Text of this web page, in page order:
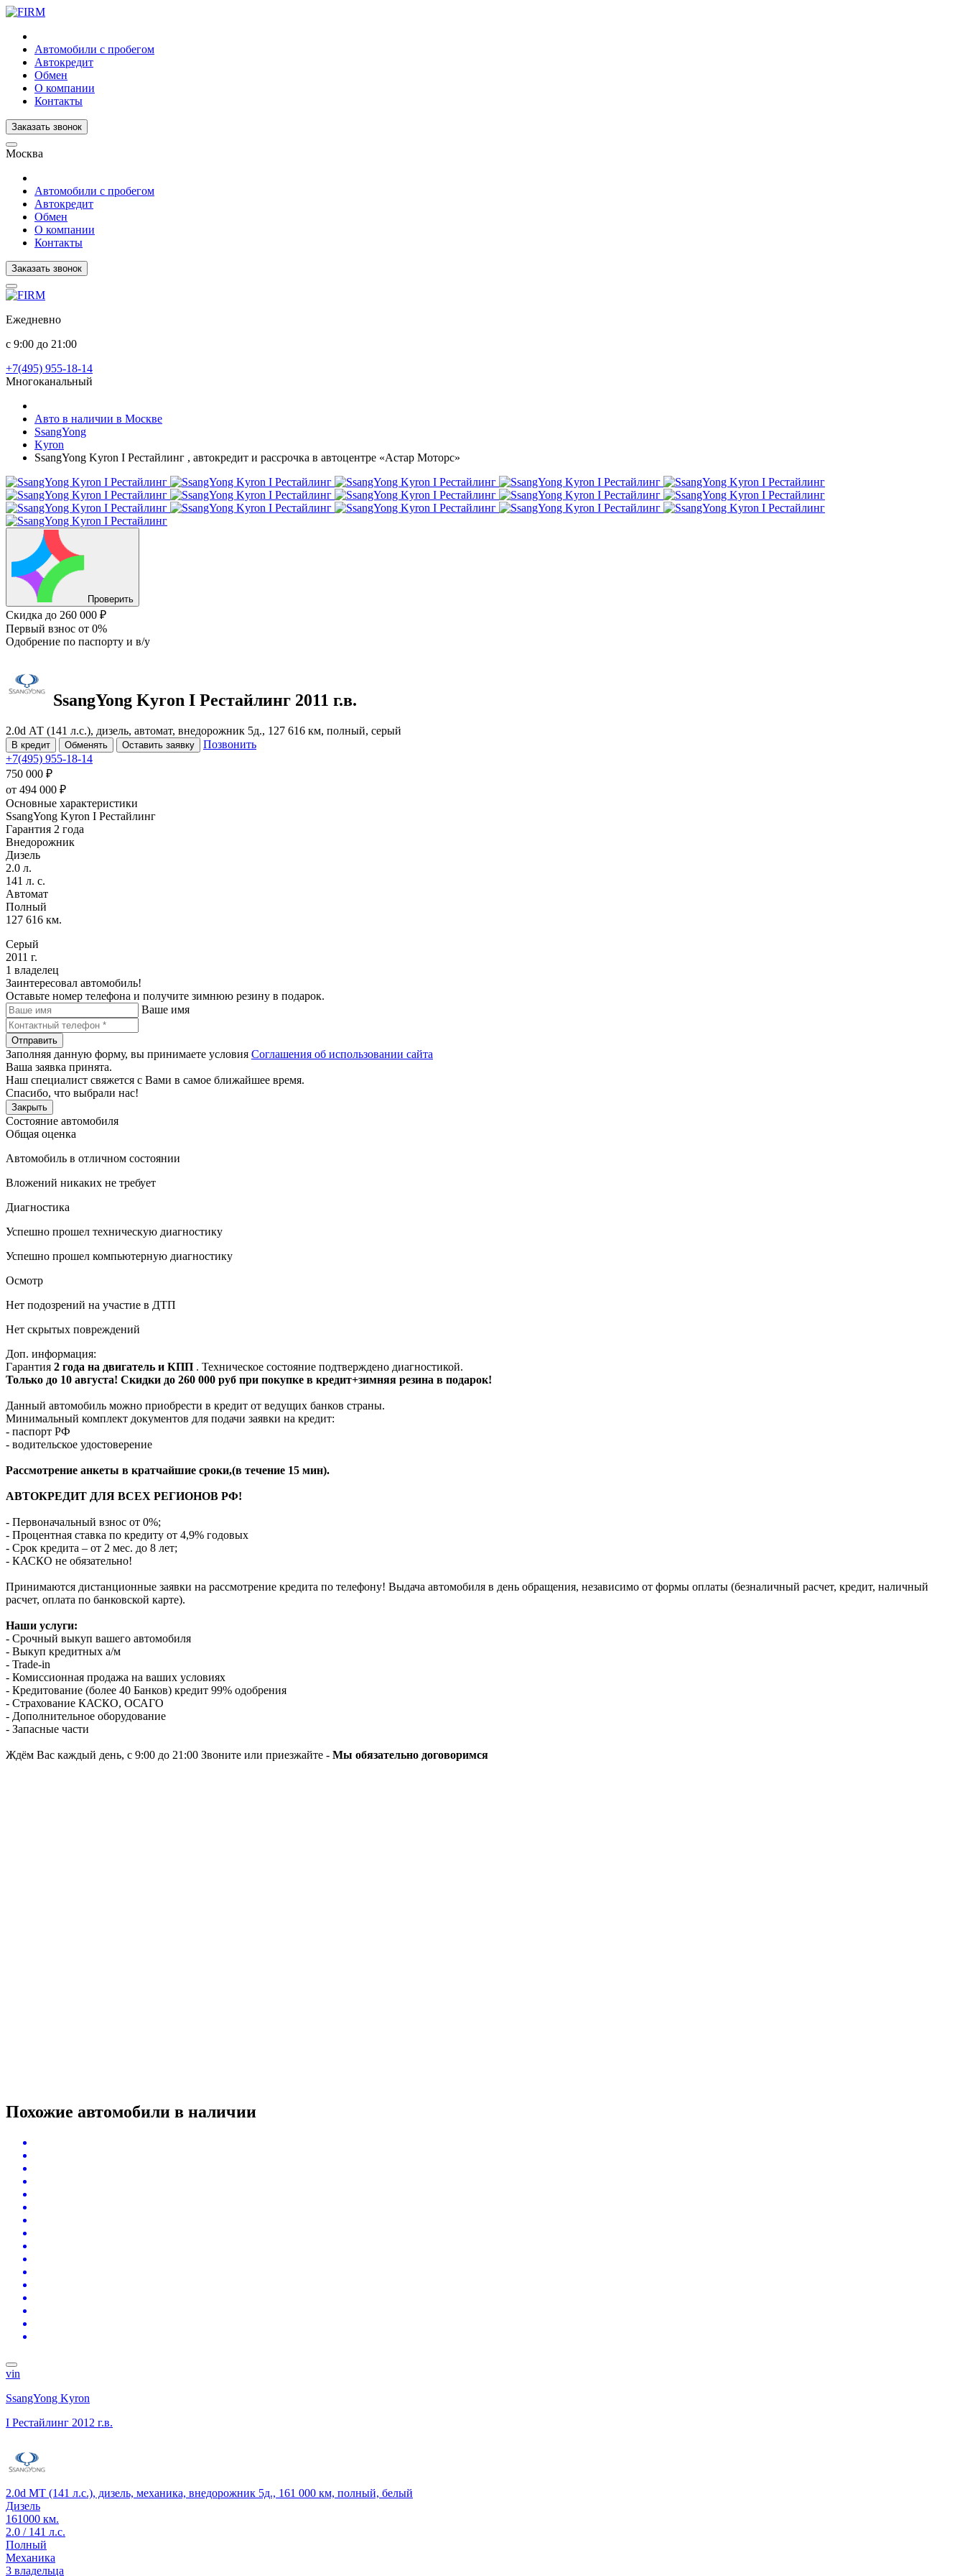
Автомобили с пробегом
Автокредит
Обмен
О компании
Контакты
Заказать звонок
Москва
Автомобили с пробегом
Автокредит
Обмен
О компании
Контакты
Заказать звонок
Ежедневно
с 9:00 до 21:00
+7(495) 955-18-14
Многоканальный
Авто в наличии в Москве
SsangYong
Kyron
SsangYong Kyron I Рестайлинг , автокредит и рассрочка в автоцентре «Астар Моторс»
Проверить
Скидка до 260 000 ₽
Первый взнос от 0%
Одобрение по паспорту и в/у
SsangYong Kyron I Рестайлинг 2011 г.в.
2.0d АТ (141 л.с.), дизель, автомат, внедорожник 5д., 127 616 км, полный, серый
В кредит Обменять Оставить заявку
Позвонить
+7(495) 955-18-14
750 000 ₽
от 494 000 ₽
Основные характеристики
SsangYong Kyron I Рестайлинг
Гарантия 2 года
Внедорожник
Дизель
2.0 л.
141 л. с.
Автомат
Полный
127 616 км.
Серый
2011 г.
1 владелец
Заинтересовал автомобиль!
Оставьте номер телефона и получите зимнюю резину в подарок.
Ваше имя
Отправить
Заполняя данную форму, вы принимаете условия Соглашения об использовании сайта
Ваша заявка принята.
Наш специалист свяжется с Вами в самое ближайшее время.
Спасибо, что выбрали нас!
Закрыть
Состояние автомобиля
Общая оценка
Автомобиль в отличном состоянии
Вложений никаких не требует
Диагностика
Успешно прошел техническую диагностику
Успешно прошел компьютерную диагностику
Осмотр
Нет подозрений на участие в ДТП
Нет скрытых повреждений
Доп. информация:
Гарантия 2 года на двигатель и КПП . Техническое состояние подтверждено диагностикой.
Только до 10 августа! Скидки до 260 000 руб при покупке в кредит+зимняя резина в подарок!
Данный автомобиль можно приобрести в кредит от ведущих банков страны.
Минимальный комплект документов для подачи заявки на кредит:
- паспорт РФ
- водительское удостоверение
Рассмотрение анкеты в кратчайшие сроки,(в течение 15 мин).
АВТОКРЕДИТ ДЛЯ ВСЕХ РЕГИОНОВ РФ!
- Первоначальный взнос от 0%;
- Процентная ставка по кредиту от 4,9% годовых
- Срок кредита – от 2 мес. до 8 лет;
- КАСКО не обязательно!
Принимаются дистанционные заявки на рассмотрение кредита по телефону! Выдача автомобиля в день обращения, независимо от формы оплаты (безналичный расчет, кредит, наличный
расчет, оплата по банковской карте).
Наши услуги:
- Срочный выкуп вашего автомобиля
- Выкуп кредитных а/м
- Trade-in
- Комиссионная продажа на ваших условиях
- Кредитование (более 40 Банков) кредит 99% одобрения
- Страхование КАСКО, ОСАГО
- Дополнительное оборудование
- Запасные части
Ждём Вас каждый день, с 9:00 до 21:00 Звоните или приезжайте - Мы обязательно договоримся
Похожие автомобили в наличии
vin
SsangYong Kyron
I Рестайлинг 2012 г.в.
2.0d MT (141 л.с.), дизель, механика, внедорожник 5д., 161 000 км, полный, белый
Дизель
161000 км.
2.0 / 141 л.с.
Полный
Механика
3 владельца